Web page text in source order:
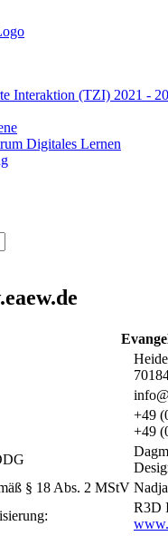
Interaktion (TZI) 2021 -
Digitales Lernen
+49
+49
§ 18 Abs. 2 MStV
R3D